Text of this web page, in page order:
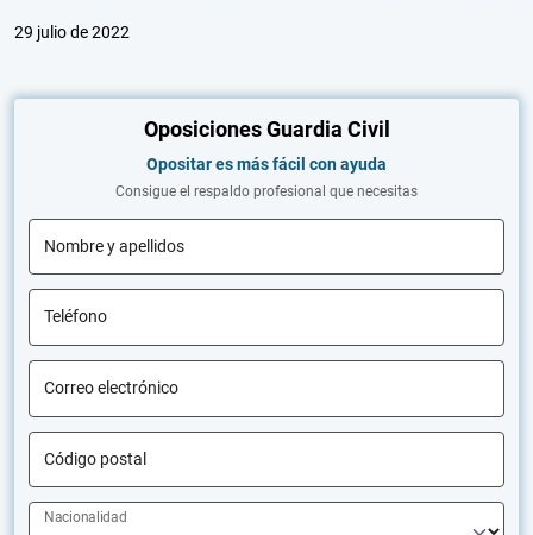
29 julio de 2022
Oposiciones Guardia Civil
Opositar es más fácil con ayuda
Consigue el respaldo profesional que necesitas
Nombre y apellidos
Teléfono
Correo electrónico
Código postal
Nacionalidad